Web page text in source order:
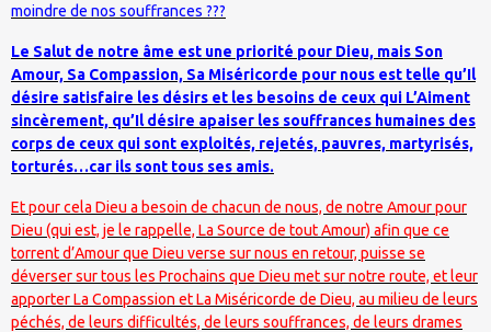
moindre de nos souffrances ???
Le Salut de notre âme est une priorité pour Dieu, mais Son
Amour, Sa Compassion, Sa Miséricorde pour nous est telle qu’Il
désire satisfaire les désirs et les besoins de ceux qui L’Aiment
sincèrement, qu’Il désire apaiser les souffrances humaines des
corps de ceux qui sont exploités, rejetés, pauvres, martyrisés,
torturés…car ils sont tous ses amis.
Et pour cela Dieu a besoin de chacun de nous, de notre Amour pour
Dieu (qui est, je le rappelle, La Source de tout Amour) afin que ce
torrent d’Amour que Dieu verse sur nous en retour, puisse se
déverser sur tous les Prochains que Dieu met sur notre route, et leur
apporter La Compassion et La Miséricorde de Dieu, au milieu de leurs
péchés, de leurs difficultés, de leurs souffrances, de leurs drames